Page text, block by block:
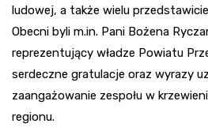
ludowej, a także wielu
Obecni byli m.in. Pani Bożena
reprezentujący władze Powiatu
serdeczne gratulacje oraz wyrazy
zaangażowanie zespołu w
regionu.